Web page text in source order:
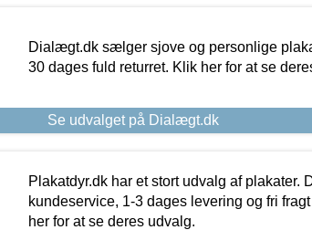
Dialægt.dk sælger sjove og personlige
30 dages fuld returret. Klik her for at se
Se udvalget på Dialægt.dk
Plakatdyr.dk har et stort udvalg af plakater.
kundeservice, 1-3 dages levering og fri
her for at se deres udvalg.